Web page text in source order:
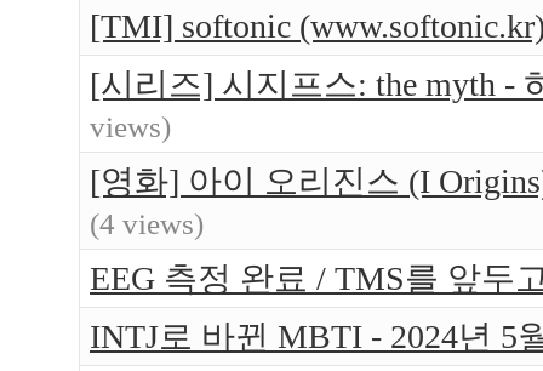
[TMI] softonic
[시리즈] 시지프스: the myth -
views)
[영화] 아이 오리진스 (I
(4 views)
EEG 측정 완료 / TMS를 앞두
INTJ로 바뀐 MBTI - 2024년 5